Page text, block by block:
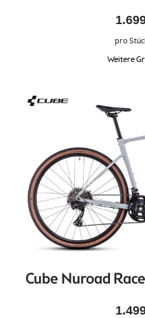
pro
Weitere
Cube Nuroad